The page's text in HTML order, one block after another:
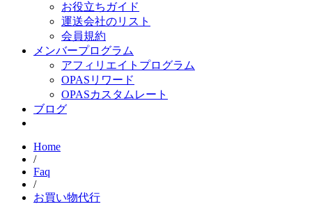
お役立ちガイド
運送会社のリスト
会員規約
メンバープログラム
アフィリエイトプログラム
OPASリワード
OPASカスタムレート
ブログ
Home
/
Faq
/
お買い物代行